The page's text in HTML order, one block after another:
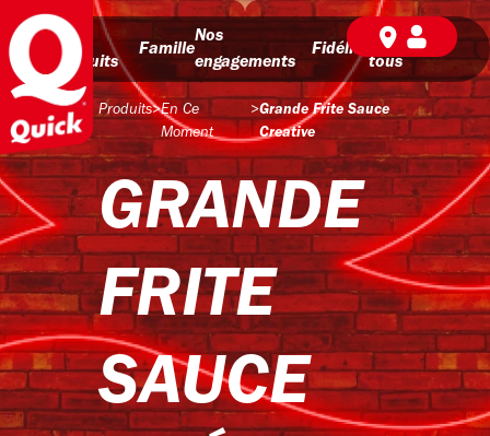
Nos
produits
Famille
Nos
engagements
Fidélité
BD pour
tous
Produits>En Ce
Moment
>Grande Frite Sauce
Creative
GRANDE
FRITE
SAUCE